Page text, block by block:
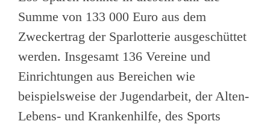
Summe von 133 000 Euro aus dem
Zweckertrag der Sparlotterie ausgeschüttet
werden. Insgesamt 136 Vereine und
Einrichtungen aus Bereichen wie
beispielsweise der Jugendarbeit, der Alten-
Lebens- und Krankenhilfe, des Sports